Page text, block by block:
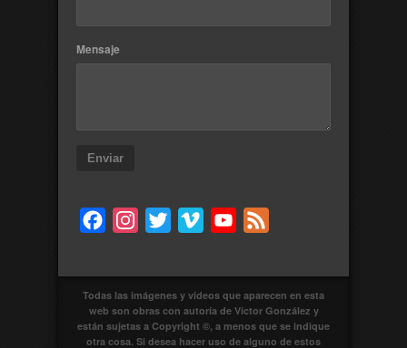
Mensaje
Enviar
FacebookInstagram
Twitter Vimeo YouTube
Todas las imágenes y videos que aparecen en esta
web son obras con autoría de Víctor González y
están sujetas a Copyright ©, a menos que se indique
otra cosa. Si desea hacer uso de alguno de estos